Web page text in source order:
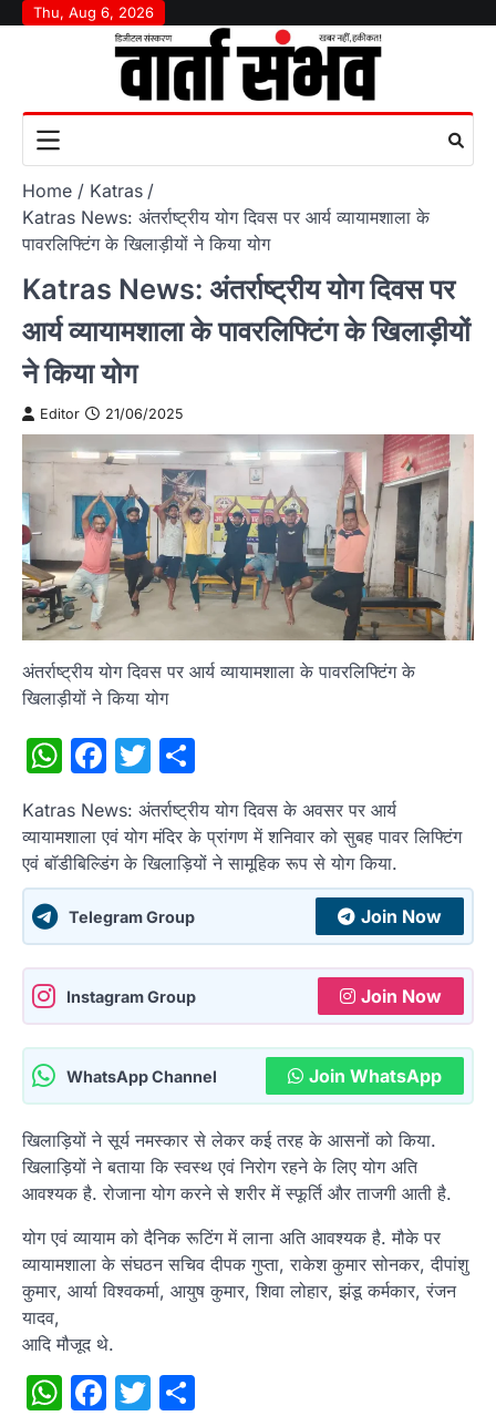
SkipThu, Aug 6, 2026
Home
Katras
Katras News: अंतर्राष्ट्रीय योग दिवस पर आर्य व्यायामशाला के
पावरलिफ्टिंग के खिलाड़ीयों ने किया योग
Katras News: अंतर्राष्ट्रीय योग दिवस पर
आर्य व्यायामशाला के पावरलिफ्टिंग के खिलाड़ीयों
ने किया योग
Editor 21/06/2025
अंतर्राष्ट्रीय योग दिवस पर आर्य व्यायामशाला के पावरलिफ्टिंग के
खिलाड़ीयों ने किया योग
WhatsApp
Facebook
Twitter
Katras News: अंतर्राष्ट्रीय योग दिवस के अवसर पर आर्य
व्यायामशाला एवं योग मंदिर के प्रांगण में शनिवार को सुबह पावर लिफ्टिंग
एवं बॉडीबिल्डिंग के खिलाड़ियों ने सामूहिक रूप से योग किया.
Telegram Group Join Now
Instagram Group Join Now
WhatsApp Channel Join WhatsApp
खिलाड़ियों ने सूर्य नमस्कार से लेकर कई तरह के आसनों को किया.
खिलाड़ियों ने बताया कि स्वस्थ एवं निरोग रहने के लिए योग अति
आवश्यक है. रोजाना योग करने से शरीर में स्फूर्ति और ताजगी आती है.
योग एवं व्यायाम को दैनिक रूटिंग में लाना अति आवश्यक है. मौके पर
व्यायामशाला के संघठन सचिव दीपक गुप्ता, राकेश कुमार सोनकर, दीपांशु
कुमार, आर्या विश्वकर्मा, आयुष कुमार, शिवा लोहार, झंडू कर्मकार, रंजन
यादव,
आदि मौजूद थे.
WhatsApp
Facebook
Twitter